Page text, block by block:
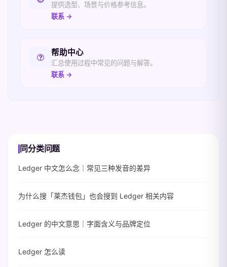
提供选型、场景与价格参考信息。
联系 →
帮助中心
汇总使用过程中常见的问题与解答。
联系 →
同分类问题
Ledger 中文怎么念｜常见三种发音的差异
为什么搜「莱杰钱包」也会搜到 Ledger 相关内容
Ledger 的中文意思｜字面含义与品牌定位
Ledger 怎么读